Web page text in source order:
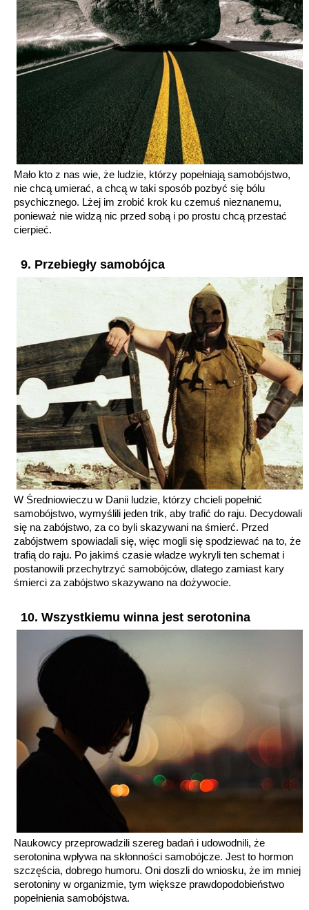
Mało kto z nas wie, że ludzie, którzy popełniają samobójstwo,
nie chcą umierać, a chcą w taki sposób pozbyć się bólu
psychicznego. Lżej im zrobić krok ku czemuś nieznanemu,
ponieważ nie widzą nic przed sobą i po prostu chcą przestać
cierpieć.
9. Przebiegły samobójca
W Średniowieczu w Danii ludzie, którzy chcieli popełnić
samobójstwo, wymyślili jeden trik, aby trafić do raju. Decydowali
się na zabójstwo, za co byli skazywani na śmierć. Przed
zabójstwem spowiadali się, więc mogli się spodziewać na to, że
trafią do raju. Po jakimś czasie władze wykryli ten schemat i
postanowili przechytrzyć samobójców, dlatego zamiast kary
śmierci za zabójstwo skazywano na dożywocie.
10. Wszystkiemu winna jest serotonina
Naukowcy przeprowadzili szereg badań i udowodnili, że
serotonina wpływa na skłonności samobójcze. Jest to hormon
szczęścia, dobrego humoru. Oni doszli do wniosku, że im mniej
serotoniny w organizmie, tym większe prawdopodobieństwo
popełnienia samobójstwa.
Znajdź najlepszą artykuł na
Facebooku
Już podoba WomanAdvice.pl